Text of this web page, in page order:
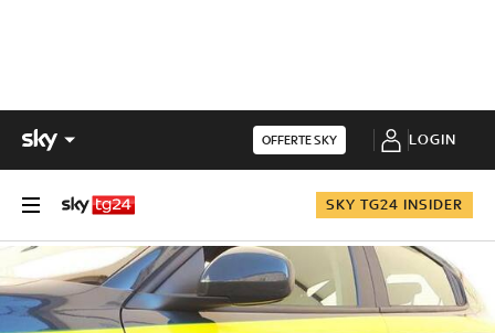
OFFERTE SKY LOGIN
SKY TG24 INSIDER